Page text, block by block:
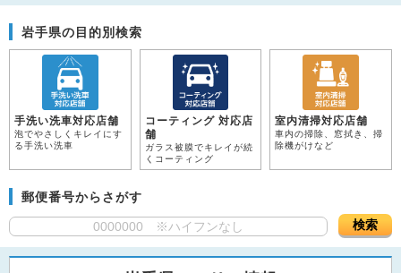
岩手県の目的別検索
手洗い洗車対応店舗
泡でやさしくキレイにす
る手洗い洗車
コーティング 対応店
舗
ガラス被膜でキレイが続
くコーティング
室内清掃対応店舗
車内の掃除、窓拭き、掃
除機がけなど
郵便番号からさがす
検索